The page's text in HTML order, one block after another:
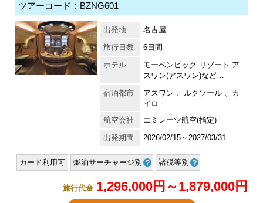
ツアーコード：BZNG601
出発地
名古屋
旅行日数
6日間
ホテル
モーベンピック リゾート ア
スワン(アスワン)など…
宿泊都市
アスワン 、ルクソール 、カ
イロ
航空会社
エミレーツ航空(指定)
出発期間
2026/02/15～2027/03/31
カード利用可 燃油サーチャージ別 諸税等別
旅行代金 1,296,000円～1,879,000円